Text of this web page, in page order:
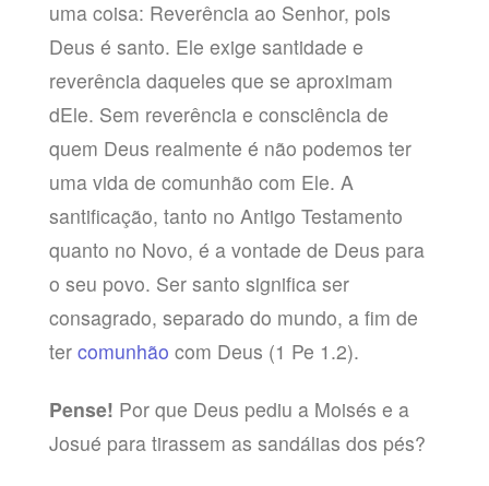
uma coisa: Reverência ao Senhor, pois
Deus é santo. Ele exige santidade e
reverência daqueles que se aproximam
dEle. Sem reverência e consciência de
quem Deus realmente é não podemos ter
uma vida de comunhão com Ele. A
santificação, tanto no Antigo Testamento
quanto no Novo, é a vontade de Deus para
o seu povo. Ser santo significa ser
consagrado, separado do mundo, a fim de
ter comunhão com Deus (1 Pe 1.2).
Pense! Por que Deus pediu a Moisés e a
Josué para tirassem as sandálias dos pés?